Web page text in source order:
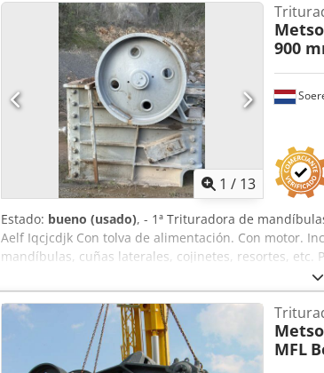
1 / 13
900
Estado: bueno (usado), - 1ª Trituradora de
Aelf Iqcjcdjk Con tolva de alimentación. Con motor.
mandíbulas, cuñas laterales, cojinetes, resortes,
MFL